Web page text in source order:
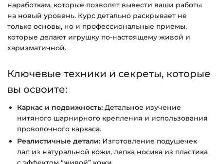
Вопросы?Пишите наinfo@siluette.com.uaили в
чат на сайте.
наработкам, которые позволят вывести ваши работы
на новый уровень. Курс детально раскрывает не
только основы, но и профессиональные приемы,
которые делают игрушку по-настоящему живой и
харизматичной.
Ключевые техники и секреты, которые
вы освоите:
Каркас и подвижность: Детальное изучение
нитяного шарнирного крепления и использования
проволочного каркаса.
Реалистичные детали: Изготовление подушечек
лап из натуральной кожи, лепка носика из пластика